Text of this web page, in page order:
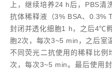
上，继续培养24 h后，PBS清
抗体稀释液（3% BSA、0.3%
封闭并透化细胞1 h，之后4℃
胞2次，每次3~5 min，之后室
不同荧光二抗使用的稀释比
次，每次3~5 min。最后使用